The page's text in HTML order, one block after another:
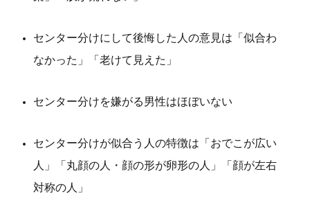
センター分けにして後悔した人の意見は「似合わ
なかった」「老けて見えた」
センター分けを嫌がる男性はほぼいない
センター分けが似合う人の特徴は「おでこが広い
人」「丸顔の人・顔の形が卵形の人」「顔が左右
対称の人」